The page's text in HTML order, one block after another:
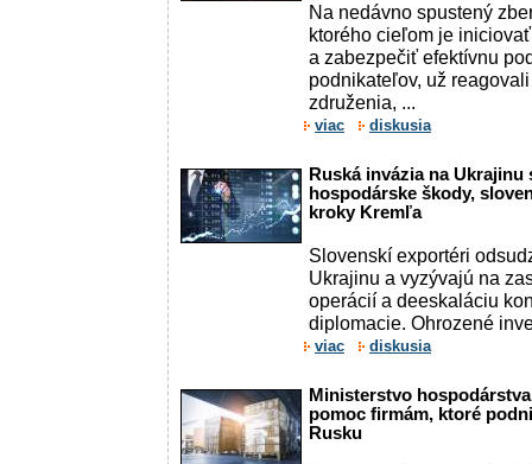
Na nedávno spustený
ktorého cieľom je
a zabezpečiť efektívnu
podnikateľov, už
združenia, ...
viac diskusia
Ruská invázia na
hospodárske škody,
kroky Kremľa
Slovenskí exportéri
Ukrajinu a vyzývajú na
operácií a deeskaláciu
diplomacie. Ohrozené
viac diskusia
Ministerstvo
pomoc firmám, ktoré
Rusku